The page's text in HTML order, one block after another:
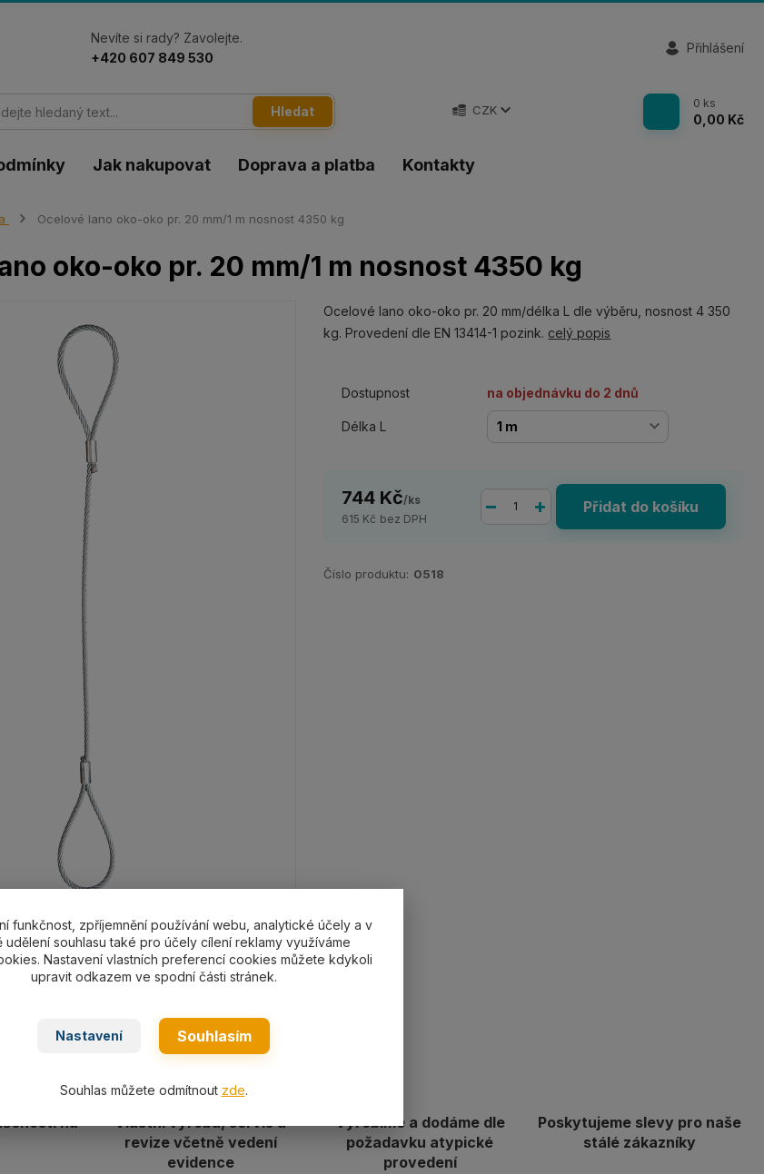
Jak nakupovat Doprava a platba Kontakty
CZK
Přihlášení
Hledat
Nevíte si rady? Zavolejte.
+420 607 849 530
0 ks
0,00 Kč
Ocelové lano oko-oko pr. 20 mm/1 m nosnost 4350 kg
oko-oko pr. 20 mm/1 m nosnost 4350 kg
Ocelové lano oko-oko pr. 20 mm/délka L dle výběru, nosnost 4 350
kg. Provedení dle EN 13414-1 pozink. celý popis
Dostupnost na objednávku do 2 dnů
Délka L
744 Kč/ks
615 Kč bez DPH
Přidat do košíku
Číslo produktu: 0518
na
Vlastní výroba, servis a
revize včetně vedení
evidence
Vyrobíme a dodáme dle
požadavku atypické
provedení
Poskytujeme slevy pro naše
stálé zákazníky
funkčnost, zpříjemnění používání webu, analytické účely a v
udělení souhlasu také pro účely cílení reklamy využíváme
Nastavení vlastních preferencí cookies můžete kdykoli
upravit odkazem ve spodní části stránek.
Nastavení Souhlasím
Souhlas můžete odmítnout zde.